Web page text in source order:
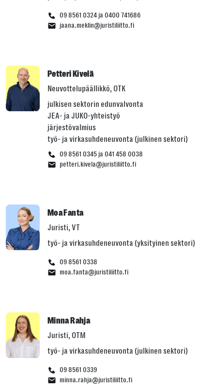
09 8561 0324 ja 0400 741686
jaana.meklin@juristiliitto.fi
Petteri Kivelä
Neuvottelupäällikkö, OTK
julkisen sektorin edunvalvonta
JEA- ja JUKO-yhteistyö
järjestövalmius
työ- ja virkasuhdeneuvonta (julkinen sektori)
09 8561 0345 ja 041 458 0038
petteri.kivela@juristiliitto.fi
Moa Fanta
Juristi, VT
työ- ja virkasuhdeneuvonta (yksityinen sektori)
09 8561 0338
moa.fanta@juristiliitto.fi
Minna Rahja
Juristi, OTM
työ- ja virkasuhdeneuvonta (julkinen sektori)
09 8561 0339
minna.rahja@juristiliitto.fi